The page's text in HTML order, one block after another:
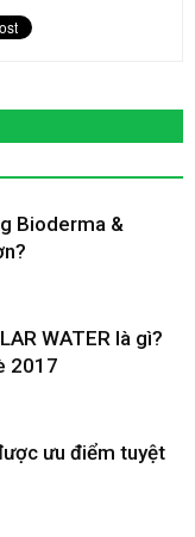
Bioderma &
WATER là gì?
2017
ưu điểm tuyệt